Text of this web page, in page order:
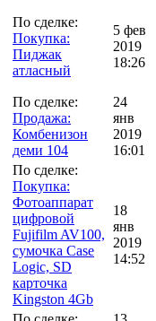
По сделке:
Покупка:
Пиджак
атласный
5 фев
2019
18:26
По сделке:
Продажа:
Комбенизон
деми 104
24
янв
2019
16:01
По сделке:
Покупка:
Фотоаппарат
цифровой
Fujifilm AV100,
сумочка Case
Logic, SD
карточка
Kingston 4Gb
18
янв
2019
14:52